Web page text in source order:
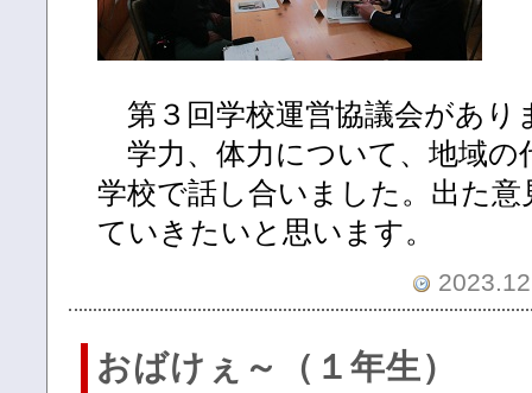
第３回学校運営協議会があり
学力、体力について、地域の
学校で話し合いました。出た
ていきたいと思います。
おばけぇ～（１年生）